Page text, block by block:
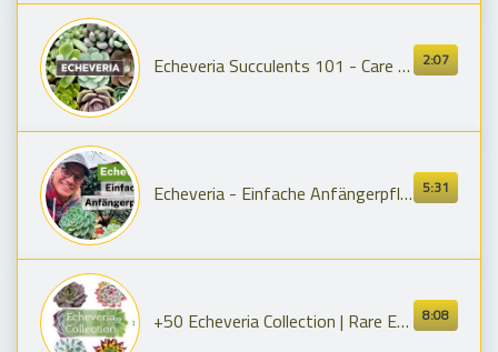
2:07
Echeveria Succulents 101 - Care Tips & Unique Traits
5:31
Echeveria - Einfache Anfängerpflanze! Aus einem Blatt eine ganze Sammlung ziehen!
8:08
+50 Echeveria Collection | Rare Echeveria Succulent Varieties with Names |Echeveria Succulents Types